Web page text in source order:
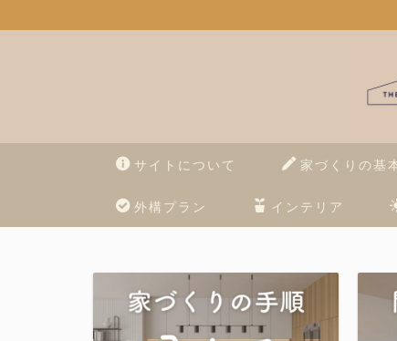
サイトについて 家づくりの基
外構プラン インテリア